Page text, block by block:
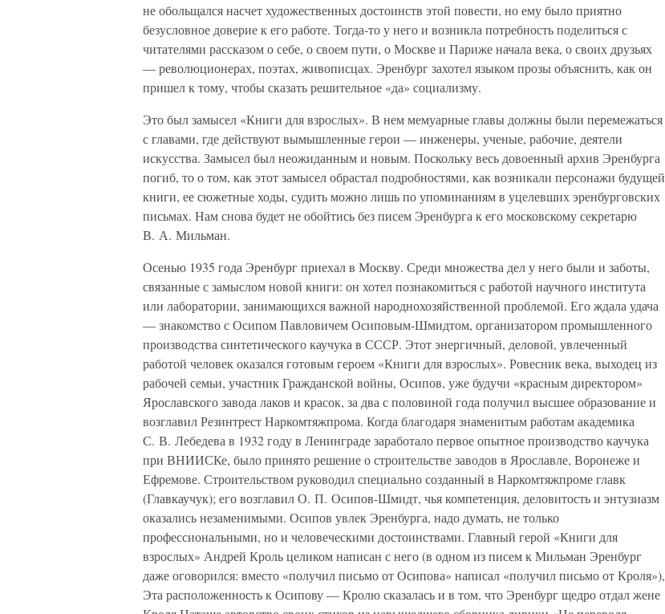
не обольщался насчет художественных достоинств этой повести, но ему было приятно
безусловное доверие к его работе. Тогда-то у него и возникла потребность поделиться с
читателями рассказом о себе, о своем пути, о Москве и Париже начала века, о своих друзьях
— революционерах, поэтах, живописцах. Эренбург захотел языком прозы объяснить, как он
пришел к тому, чтобы сказать решительное «да» социализму.
Это был замысел «Книги для взрослых». В нем мемуарные главы должны были перемежаться
с главами, где действуют вымышленные герои — инженеры, ученые, рабочие, деятели
искусства. Замысел был неожиданным и новым. Поскольку весь довоенный архив Эренбурга
погиб, то о том, как этот замысел обрастал подробностями, как возникали персонажи будущей
книги, ее сюжетные ходы, судить можно лишь по упоминаниям в уцелевших эренбурговских
письмах. Нам снова будет не обойтись без писем Эренбурга к его московскому секретарю
В. А. Мильман.
Осенью 1935 года Эренбург приехал в Москву. Среди множества дел у него были и заботы,
связанные с замыслом новой книги: он хотел познакомиться с работой научного института
или лаборатории, занимающихся важной народнохозяйственной проблемой. Его ждала удача
— знакомство с Осипом Павловичем Осиповым-Шмидтом, организатором промышленного
производства синтетического каучука в СССР. Этот энергичный, деловой, увлеченный
работой человек оказался готовым героем «Книги для взрослых». Ровесник века, выходец из
рабочей семьи, участник Гражданской войны, Осипов, уже будучи «красным директором»
Ярославского завода лаков и красок, за два с половиной года получил высшее образование и
возглавил Резинтрест Наркомтяжпрома. Когда благодаря знаменитым работам академика
С. В. Лебедева в 1932 году в Ленинграде заработало первое опытное производство каучука
при ВНИИСКе, было принято решение о строительстве заводов в Ярославле, Воронеже и
Ефремове. Строительством руководил специально созданный в Наркомтяжпроме главк
(Главкаучук); его возглавил О. П. Осипов-Шмидт, чья компетенция, деловитость и энтузиазм
оказались незаменимыми. Осипов увлек Эренбурга, надо думать, не только
профессиональными, но и человеческими достоинствами. Главный герой «Книги для
взрослых» Андрей Кроль целиком написан с него (в одном из писем к Мильман Эренбург
даже оговорился: вместо «получил письмо от Осипова» написал «получил письмо от Кроля»),
Эта расположенность к Осипову — Кролю сказалась и в том, что Эренбург щедро отдал жене